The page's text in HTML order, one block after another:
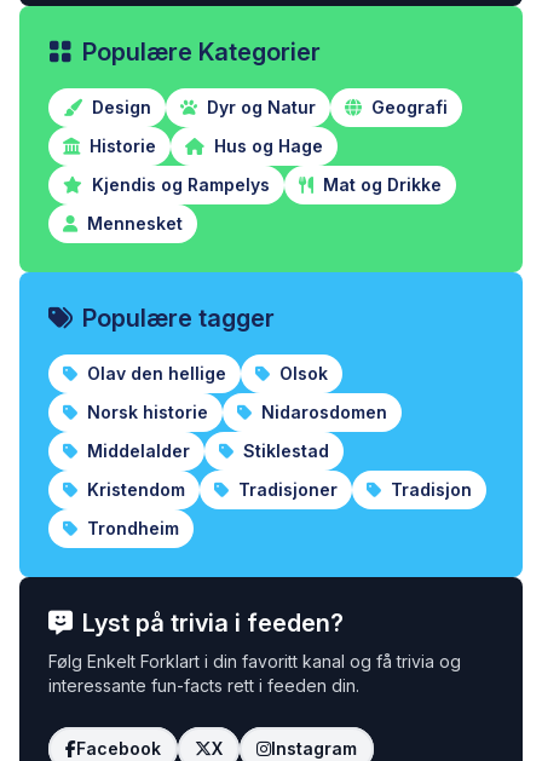
Populære Kategorier
Design Dyr og Natur
Geografi
Historie
Hus og Hage
Kjendis og Rampelys
Mat og Drikke
Mennesket
Populære tagger
Olav den hellige
Olsok
Norsk historie
Nidarosdomen
Middelalder
Stiklestad
Kristendom
Tradisjoner
Tradisjon
Trondheim
Lyst på trivia i feeden?
Følg Enkelt Forklart i din favoritt kanal og få trivia og
interessante fun-facts rett i feeden din.
Facebook X Instagram